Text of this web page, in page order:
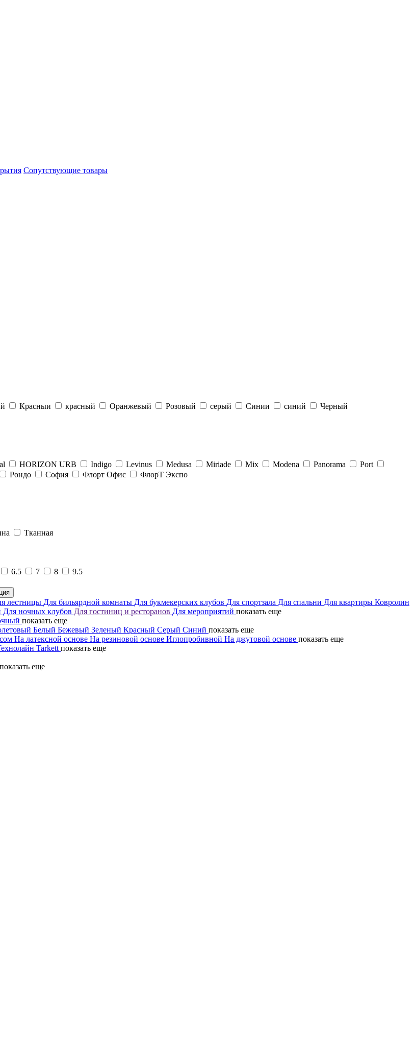
Сопутствующие товары
Красныи красный Оранжевый Розовый серый Синии синий
Черный
HORIZON URB Indigo Levinus Medusa Miriade Mix Modena Panorama
Port
Рондо София Флорт Офис
ФлорТ Экспо
Тканная
6.5 7 8 9.5
лестницы Для бильярдной комнаты Для букмекерских клубов Для спортзала Для спальни Для квартиры Ковролин
Для ночных клубов Для гостиниц и ресторанов Для мероприятий показать еще
показать еще
Белый Бежевый Зеленый Красный Серый Синий показать еще
На латексной основе На резиновой основе Иглопробивной На джутовой основе показать еще
Tarkett показать еще
показать еще